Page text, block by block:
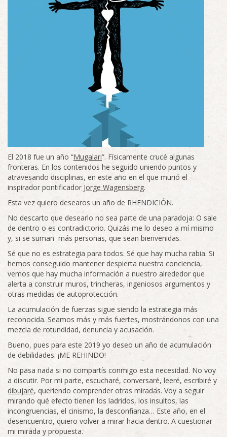
El 2018 fue un año “Mugalari”. Físicamente crucé algunas
fronteras. En los contenidos he seguido uniendo puntos y
atravesando disciplinas, en este año en el que murió el
inspirador pontificador Jorge Wagensberg.
Esta vez quiero desearos un año de RHENDICIÓN.
No descarto que desearlo no sea parte de una paradoja: O sale
de dentro o es contradictorio. Quizás me lo deseo a mí mismo
y, si se suman más personas, que sean bienvenidas.
Sé que no es estrategia para todos. Sé que hay mucha rabia. Si
hemos conseguido mantener despierta nuestra conciencia,
vemos que hay mucha información a nuestro alrededor que
alerta a construir muros, trincheras, ingeniosos argumentos y
otras medidas de autoprotección.
La acumulación de fuerzas sigue siendo la estrategia más
reconocida. Seamos más y más fuertes, mostrándonos con una
mezcla de rotundidad, denuncia y acusación.
Bueno, pues para este 2019 yo deseo un año de acumulación
de debilidades. ¡ME REHINDO!
No pasa nada si no compartís conmigo esta necesidad. No voy
a discutir. Por mi parte, escucharé, conversaré, leeré, escribiré y
dibujaré, queriendo comprender otras miradas. Voy a seguir
mirando qué efecto tienen los ladridos, los insultos, las
incongruencias, el cinismo, la desconfianza… Este año, en el
desencuentro, quiero volver a mirar hacia dentro. A cuestionar
mi mirada y propuesta.